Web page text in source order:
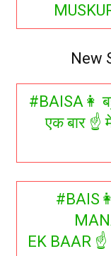
New
#BAISA👩
एक बार ☝
EK BAAR ☝